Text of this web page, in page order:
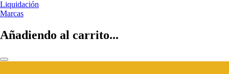
Liquidación
Marcas
Añadiendo al carrito...